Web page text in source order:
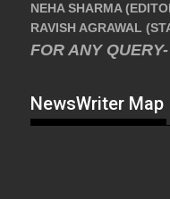
NEHA SHARMA
RAVISH AGRAWAL
FOR ANY
NewsWriter Map